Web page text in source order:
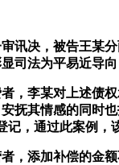
决，被告王某分
司法为平易近导
李某对上述债权
抚其情感的同时
记，通过此案例
添加补偿的金额